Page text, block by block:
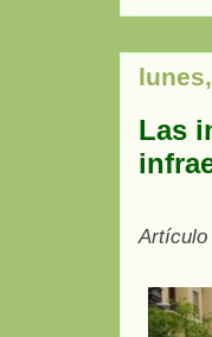
Las
Artículo